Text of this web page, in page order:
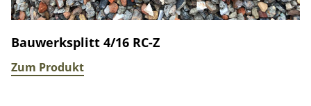
Bauwerksplitt 4/16 RC-Z
Zum Produkt